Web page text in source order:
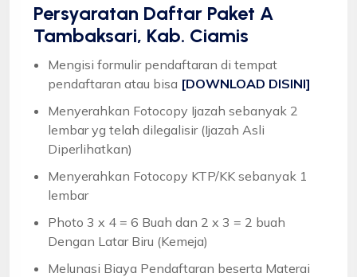
Persyaratan Daftar Paket A
Tambaksari, Kab. Ciamis
Mengisi formulir pendaftaran di tempat
pendaftaran atau bisa [DOWNLOAD DISINI]
Menyerahkan Fotocopy Ijazah sebanyak 2
lembar yg telah dilegalisir (Ijazah Asli
Diperlihatkan)
Menyerahkan Fotocopy KTP/KK sebanyak 1
lembar
Photo 3 x 4 = 6 Buah dan 2 x 3 = 2 buah
Dengan Latar Biru (Kemeja)
Melunasi Biaya Pendaftaran beserta Materai